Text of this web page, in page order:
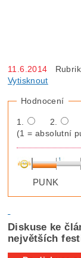
11.6.2014
Vytisknout
Hodnocení
1. 2.
(1 = absolutní
PUNK
Diskuse ke
největších